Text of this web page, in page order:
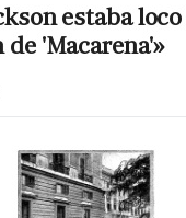
estaba loco
'Macarena'»